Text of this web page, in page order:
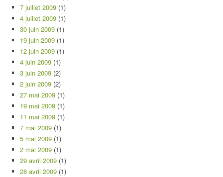
7 juillet 2009 (1)
4 juillet 2009 (1)
30 juin 2009 (1)
19 juin 2009 (1)
12 juin 2009 (1)
4 juin 2009 (1)
3 juin 2009 (2)
2 juin 2009 (2)
27 mai 2009 (1)
19 mai 2009 (1)
11 mai 2009 (1)
7 mai 2009 (1)
5 mai 2009 (1)
2 mai 2009 (1)
29 avril 2009 (1)
28 avril 2009 (1)